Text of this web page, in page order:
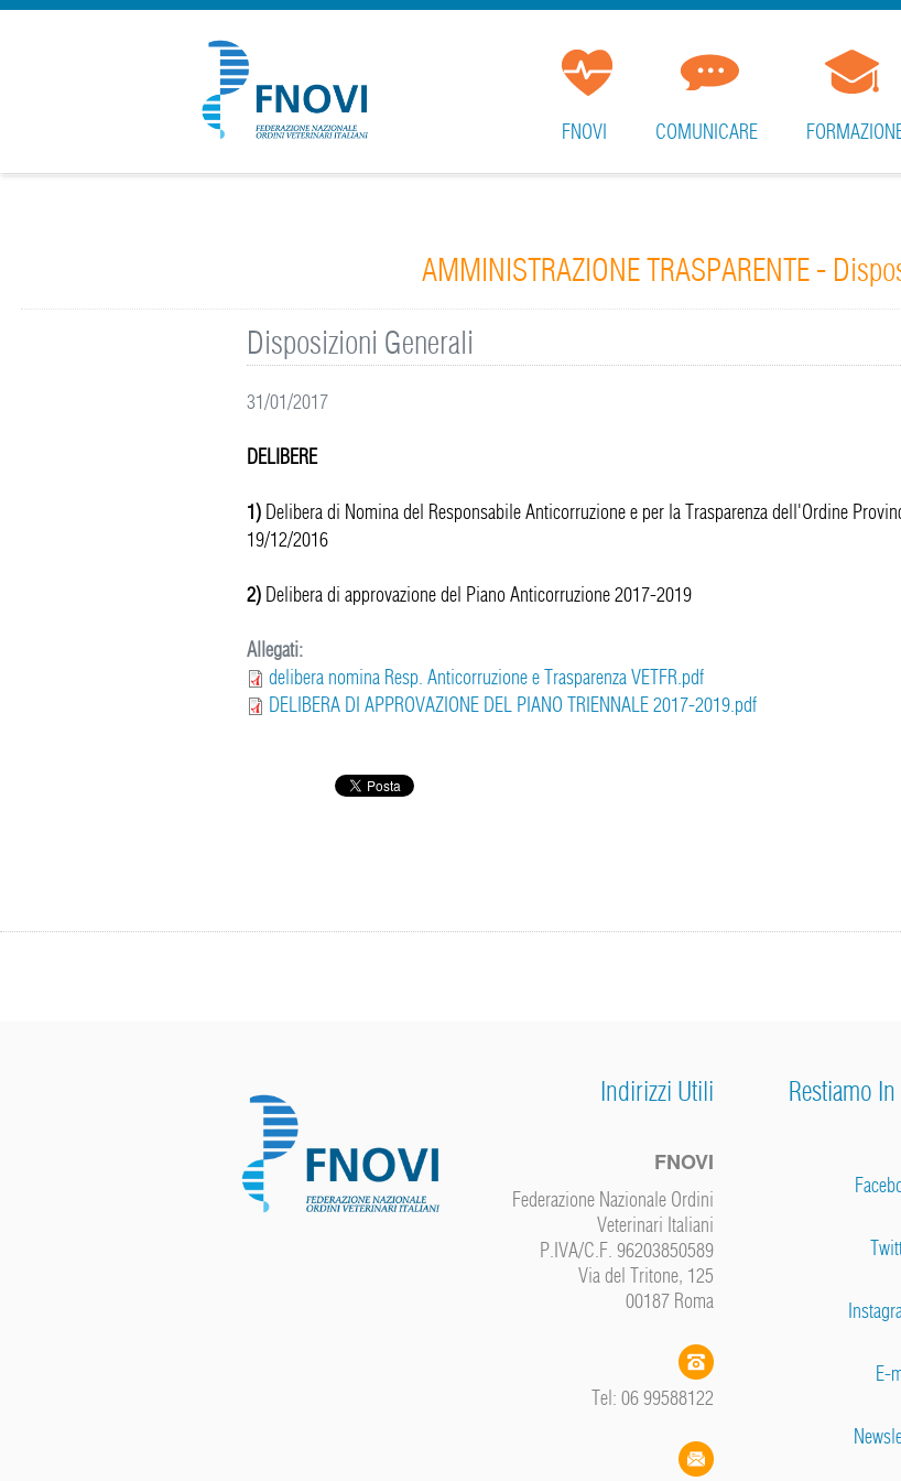
FNOVI COMUNICARE
AMMINISTRAZIONE TRASPARENTE -
Disposizioni Generali
31/01/2017
DELIBERE
1) Delibera di Nomina del Responsabile Anticorruzione e per la Trasparenza dell'Ordine
19/12/2016
2) Delibera di approvazione del Piano Anticorruzione 2017-2019
Allegati:
delibera nomina Resp. Anticorruzione e Trasparenza VETFR.pdf
DELIBERA DI APPROVAZIONE DEL PIANO TRIENNALE 2017-2019.pdf
Indirizzi Utili
FNOVI
Federazione Nazionale Ordini
Veterinari Italiani
P.IVA/C.F. 96203850589
Via del Tritone, 125
00187 Roma
Tel: 06 99588122
Restiamo
E-